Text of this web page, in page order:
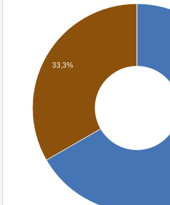
33,3%